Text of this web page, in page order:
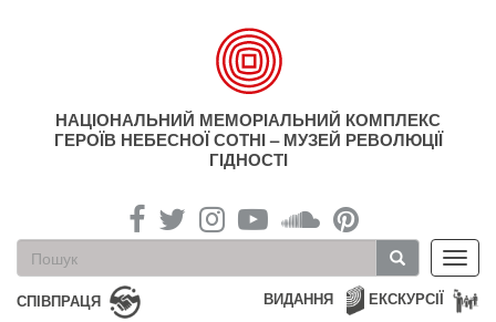
НАЦІОНАЛЬНИЙ МЕМОРІАЛЬНИЙ КОМПЛЕКС
ГЕРОЇВ НЕБЕСНОЇ СОТНІ – МУЗЕЙ РЕВОЛЮЦІЇ
ГІДНОСТІ
Пошукова
форма
Пошук
СПІВПРАЦЯ ЕКСКУРСІЇ
ВИДАННЯ